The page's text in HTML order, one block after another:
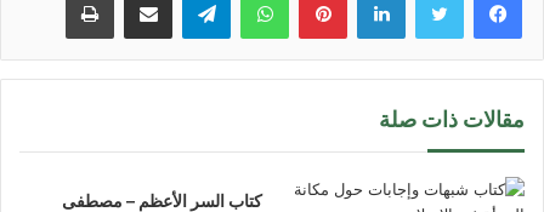
مقالات ذات صلة
كتاب السر الأعظم – مصطفى